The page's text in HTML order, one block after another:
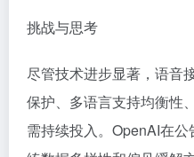
挑战与思考
尽管技术进步显著，语音
保护、多语言支持均衡性
需持续投入。OpenAI在